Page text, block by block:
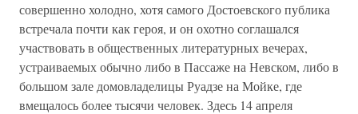
совершенно холодно, хотя самого Достоевского публика
встречала почти как героя, и он охотно соглашался
участвовать в общественных литературных вечерах,
устраиваемых обычно либо в Пассаже на Невском, либо в
большом зале домовладелицы Руадзе на Мойке, где
вмещалось более тысячи человек. Здесь 14 апреля